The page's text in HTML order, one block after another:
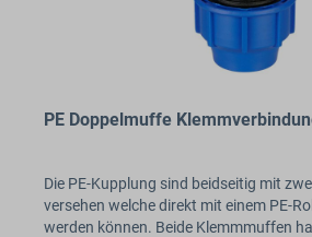
PE Doppelmuffe
Die PE-Kupplung sind beidseitig mit
versehen welche direkt mit einem PE-
werden können. Beide Klemmmuffen